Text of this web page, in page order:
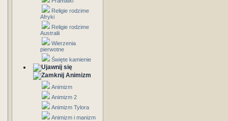
Religie rodzime
Afryki
Religie rodzime
Australii
Wierzenia
pierwotne
Święte kamienie
Animizm
Animizm
Animizm 2
Animizm Tylora
Animizm i manizm